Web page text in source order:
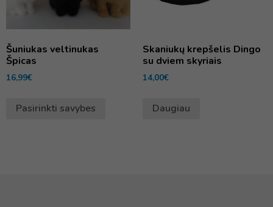
Šuniukas veltinukas
Špicas
16,99€
Pasirinkti savybes
Skaniukų krepšelis Dingo
su dviem skyriais
14,00€
Daugiau